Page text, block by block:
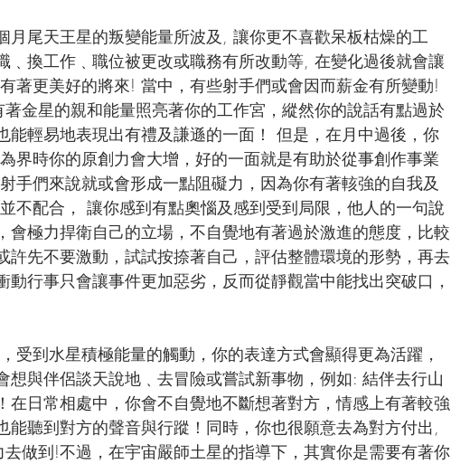
月尾天王星的叛變能量所波及, 讓你更不喜歡呆板枯燥的工
﹑換工作﹑職位被更改或職務有所改動等, 在變化過後就會讓
著更美好的將來! 當中，有些射手們或會因而薪金有所變動!
金星的親和能量照亮著你的工作宮，縱然你的說話有點過於
能輕易地表現出有禮及謙遜的一面！ 但是，在月中過後，你
界時你的原創力會大增，好的一面就是有助於從事創作事業
手們來說就或會形成一點阻礙力，因為你有著輆強的自我及
不配合， 讓你感到有點奧惱及感到受到局限，他人的一句說
會極力捍衛自己的立場，不自覺地有著過於激進的態度，比較
許先不要激動，試試按捺著自己，評估整體環境的形勢，再去
行事只會讓事件更加惡劣，反而從靜觀當中能找出突破口，
受到水星積極能量的觸動，你的表達方式會顯得更為活躍，
想與伴侶談天說地﹑去冒險或嘗試新事物，例如: 結伴去行山
在日常相處中，你會不自覺地不斷想著對方，情感上有著較強
能聽到對方的聲音與行蹤！同時，你也很願意去為對方付出,
做到!不過，在宇宙嚴師土星的指導下，其實你是需要有著你